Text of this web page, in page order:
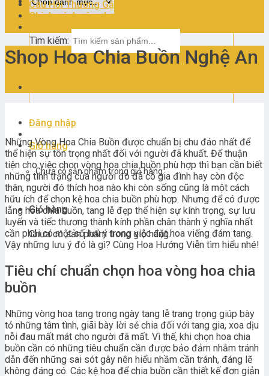
Tìm kiếm:
Đăng nhập
Giỏ hàng
Chưa có sản phẩm trong giỏ hàng.
Giỏ hàng
Chưa có sản phẩm trong giỏ hàng.
Câu Hỏi Thường Gặp
Chính sách vận chuyển
Shop Hoa Chia Buồn Nghệ An
Những Vòng Hoa Chia Buồn được chuẩn bị chu đáo nhất để
thể hiện sự tôn trọng nhất đối với người đã khuất. Để thuận
tiện cho việc chọn vòng hoa chia buồn phù hợp thì bạn cần biết
những tình trạng của người đó đã có gia đình hay còn độc
thân, người đó thích hoa nào khi còn sống cũng là một cách
hữu ích để chọn kệ hoa chia buồn phù hợp. Nhưng để có được
lẵng hoa chia buồn, tang lễ đẹp thể hiện sự kính trọng, sự lưu
luyến và tiếc thương thành kính phần chân thành ý nghĩa nhất
cần phải có một số lưu ý trong việc đặt hoa viếng đám tang.
Vậy những lưu ý đó là gì? Cùng Hoa Hướng Viễn tìm hiểu nhé!
Tiêu chí chuẩn chọn hoa vòng hoa chia
buồn
Những vòng hoa tang trong ngày tang lễ trang trọng giúp bày
tỏ những tâm tình, giãi bày lời sẻ chia đối với tang gia, xoa dịu
nỗi đau mất mát cho người đã mất. Vì thế, khi chọn hoa chia
buồn cần có những tiêu chuẩn cần được bảo đảm nhằm tránh
dẫn đến những sai sót gây nên hiểu nhầm cần tránh, đáng lẽ
không đáng có. Các kệ hoa để chia buồn cần thiết kế đơn giản